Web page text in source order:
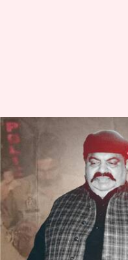
అతిక్ అహ్మద్,
ఐదుగురు
సస్పెండ్
వ్రాసిన వారు Stalin Apr 19, 2023
ఈ వార్తాకథనం ఏంటి